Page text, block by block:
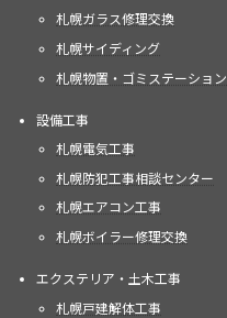
札幌ガラス修理交換
札幌サイディング
札幌物置・ゴミステーション
設備工事
札幌電気工事
札幌防犯工事相談センター
札幌エアコン工事
札幌ボイラー修理交換
エクステリア・土木工事
札幌戸建解体工事